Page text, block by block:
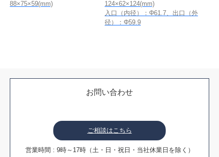
88×75×59(mm)
124×62×124(mm)
入口（内径）：Φ61.7、出口（外
径）：Φ59.9
お問い合わせ
ご相談はこちら
営業時間 : 9時～17時（土・日・祝日・当社休業日を除く）